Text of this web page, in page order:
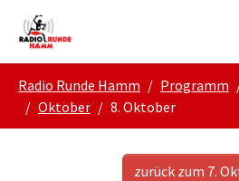
Skip to main navigation
Zum Hauptinhalt springen
Skip to page footer
Radio Runde Hamm Programm
Oktober
8. Oktober
zurück zum 7.